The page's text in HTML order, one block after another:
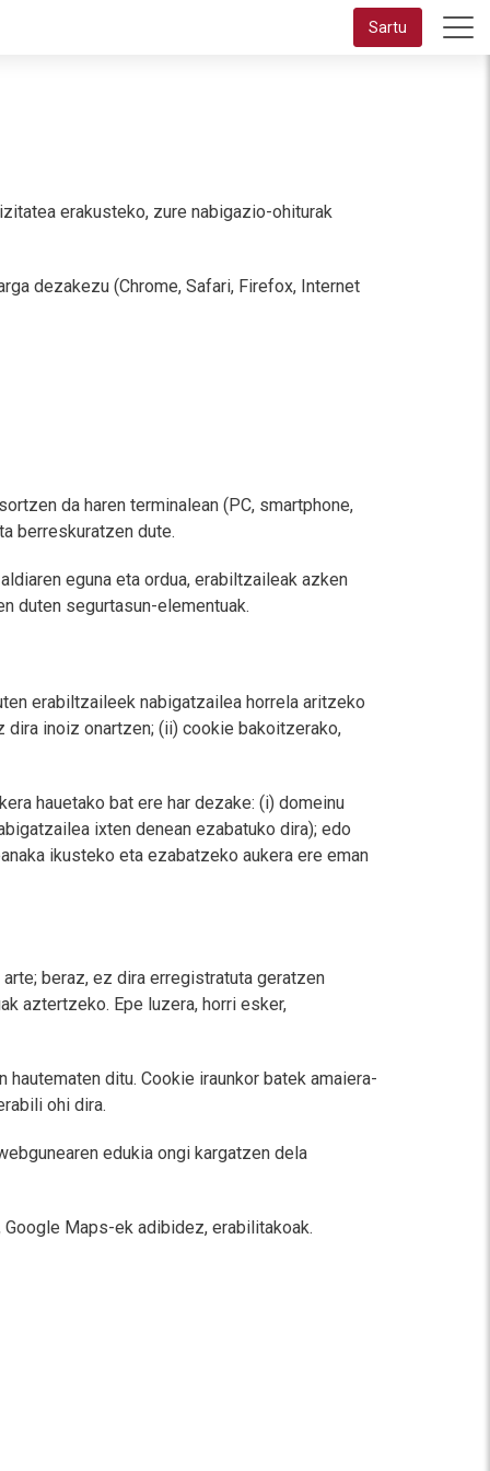
Sartu
erakusteko, zure nabigazio-ohiturak
dezakezu (Chrome, Safari, Firefox, Internet
da haren terminalean (PC, smartphone,
berreskuratzen dute.
eguna eta ordua, erabiltzaileak azken
duten segurtasun-elementuak.
erabiltzaileek nabigatzailea horrela aritzeko
dira inoiz onartzen; (ii) cookie bakoitzerako,
hauetako bat ere har dezake: (i) domeinu
ixten denean ezabatuko dira); edo
ikusteko eta ezabatzeko aukera ere eman
beraz, ez dira erregistratuta geratzen
aztertzeko. Epe luzera, horri esker,
ditu. Cookie iraunkor batek amaiera-
ohi dira.
edukia ongi kargatzen dela
Maps-ek adibidez, erabilitakoak.